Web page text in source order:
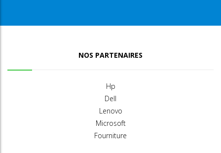
NOS PARTENAIRES
Hp
Dell
Lenovo
Microsoft
Fourniture